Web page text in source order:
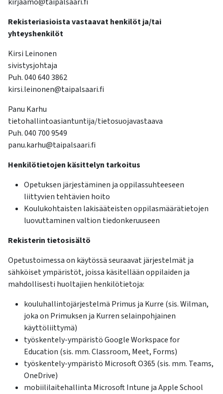
kosketus-
pyyhkäisyliikkeitä.
Rekisteriasioista vastaavat henkilöt ja/tai
yhteyshenkilöt
Kirsi Leinonen
sivistysjohtaja
Puh. 040 640 3862
kirsi.leinonen@taipalsaari.fi
Panu Karhu
tietohallintoasiantuntija/tietosuojavastaava
Puh. 040 700 9549
panu.karhu@taipalsaari.fi
Henkilötietojen käsittelyn tarkoitus
Opetuksen järjestäminen ja oppilassuhteeseen
liittyvien tehtävien hoito
Koulukohtaisten lakisääteisten oppilasmäärätietojen
luovuttaminen valtion tiedonkeruuseen
Rekisterin tietosisältö
Opetustoimessa on käytössä seuraavat järjestelmät ja
sähköiset ympäristöt, joissa käsitellään oppilaiden ja
mahdollisesti huoltajien henkilötietoja:
kouluhallintojärjestelmä Primus ja Kurre (sis. Wilman,
joka on Primuksen ja Kurren selainpohjainen
käyttöliittymä)
työskentely-ympäristö Google Workspace for
Education (sis. mm. Classroom, Meet, Forms)
työskentely-ympäristö Microsoft O365 (sis. mm. Teams,
OneDrive)
mobiililaitehallinta Microsoft Intune ja Apple School